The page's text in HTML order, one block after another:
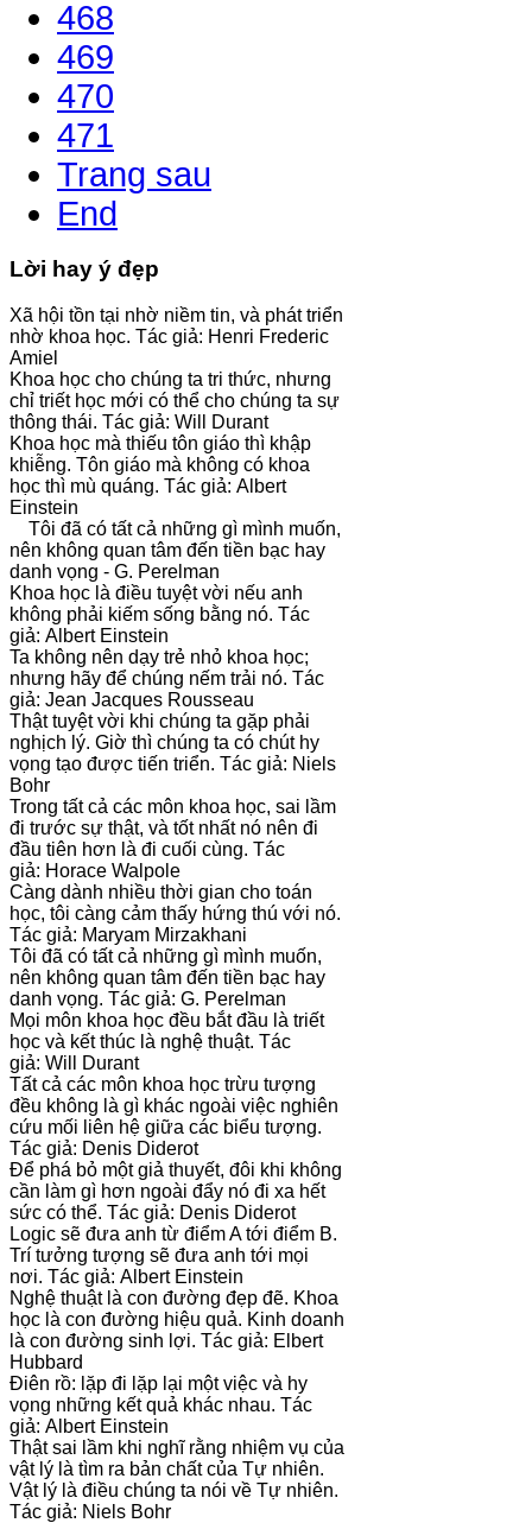
468
469
470
471
Trang sau
End
Lời hay ý đẹp
Xã hội tồn tại nhờ niềm tin, và phát triển
nhờ khoa học. Tác giả: Henri Frederic
Amiel
Khoa học cho chúng ta tri thức, nhưng
chỉ triết học mới có thể cho chúng ta sự
thông thái. Tác giả: Will Durant
Khoa học mà thiếu tôn giáo thì khập
khiễng. Tôn giáo mà không có khoa
học thì mù quáng. Tác giả: Albert
Einstein
Tôi đã có tất cả những gì mình muốn,
nên không quan tâm đến tiền bạc hay
danh vọng - G. Perelman
Khoa học là điều tuyệt vời nếu anh
không phải kiếm sống bằng nó. Tác
giả: Albert Einstein
Ta không nên dạy trẻ nhỏ khoa học;
nhưng hãy để chúng nếm trải nó. Tác
giả: Jean Jacques Rousseau
Thật tuyệt vời khi chúng ta gặp phải
nghịch lý. Giờ thì chúng ta có chút hy
vọng tạo được tiến triển. Tác giả: Niels
Bohr
Trong tất cả các môn khoa học, sai lầm
đi trước sự thật, và tốt nhất nó nên đi
đầu tiên hơn là đi cuối cùng. Tác
giả: Horace Walpole
Càng dành nhiều thời gian cho toán
học, tôi càng cảm thấy hứng thú với nó.
Tác giả: Maryam Mirzakhani
Tôi đã có tất cả những gì mình muốn,
nên không quan tâm đến tiền bạc hay
danh vọng. Tác giả: G. Perelman
Mọi môn khoa học đều bắt đầu là triết
học và kết thúc là nghệ thuật. Tác
giả: Will Durant
Tất cả các môn khoa học trừu tượng
đều không là gì khác ngoài việc nghiên
cứu mối liên hệ giữa các biểu tượng.
Tác giả: Denis Diderot
Để phá bỏ một giả thuyết, đôi khi không
cần làm gì hơn ngoài đẩy nó đi xa hết
sức có thể. Tác giả: Denis Diderot
Logic sẽ đưa anh từ điểm A tới điểm B.
Trí tưởng tượng sẽ đưa anh tới mọi
nơi. Tác giả: Albert Einstein
Nghệ thuật là con đường đẹp đẽ. Khoa
học là con đường hiệu quả. Kinh doanh
là con đường sinh lợi. Tác giả: Elbert
Hubbard
Điên rồ: lặp đi lặp lại một việc và hy
vọng những kết quả khác nhau. Tác
giả: Albert Einstein
Thật sai lầm khi nghĩ rằng nhiệm vụ của
vật lý là tìm ra bản chất của Tự nhiên.
Vật lý là điều chúng ta nói về Tự nhiên.
Tác giả: Niels Bohr